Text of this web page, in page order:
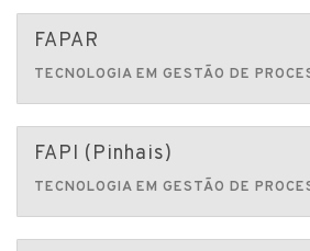
FAPAR
FAPI (Pinhais)